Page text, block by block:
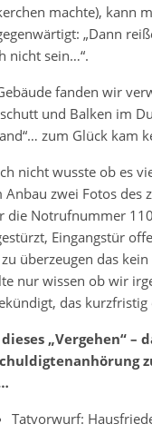
machte), kann
„Dann
nicht sein…“.
fanden wir
und Balken im
zum Glück kam
nicht wusste ob es
Anbau zwei Fotos des
die Notrufnummer
Eingangstür
überzeugen das
nur wissen ob wir
das
„Vergehen“
Tatvorwurf: